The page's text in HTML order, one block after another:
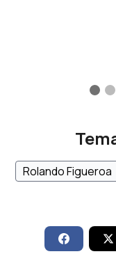
Rolando Figueroa